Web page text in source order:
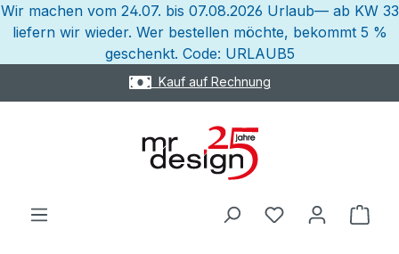
Zum Hauptinhalt springen
Wir machen vom 24.07. bis 07.08.2026 Urlaub— ab KW 33
liefern wir wieder. Wer bestellen möchte, bekommt 5 %
geschenkt. Code: URLAUB5